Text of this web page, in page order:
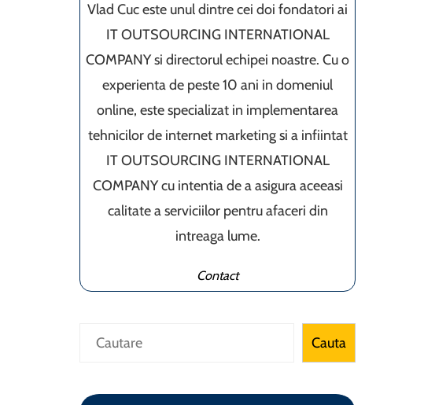
Vlad Cuc este unul dintre cei doi fondatori ai
IT OUTSOURCING INTERNATIONAL
COMPANY si directorul echipei noastre. Cu o
experienta de peste 10 ani in domeniul
online, este specializat in implementarea
tehnicilor de internet marketing si a infiintat
IT OUTSOURCING INTERNATIONAL
COMPANY cu intentia de a asigura aceeasi
calitate a serviciilor pentru afaceri din
intreaga lume.
Contact
Caută Cauta